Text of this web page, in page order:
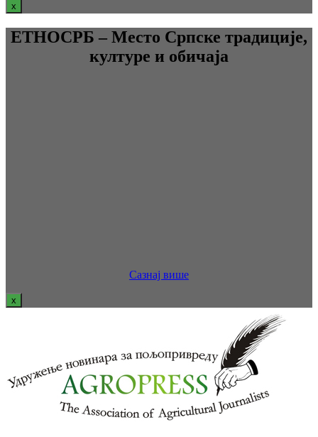
x
ЕТНОСРБ – Место Српске традиције,
културе и обичаја
Сазнај више
x